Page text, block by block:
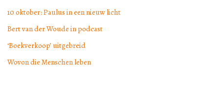
10 oktober: Paulus in een nieuw licht
Bert van der Woude in podcast
‘Boekverkoop’ uitgebreid
Wovon die Menschen leben